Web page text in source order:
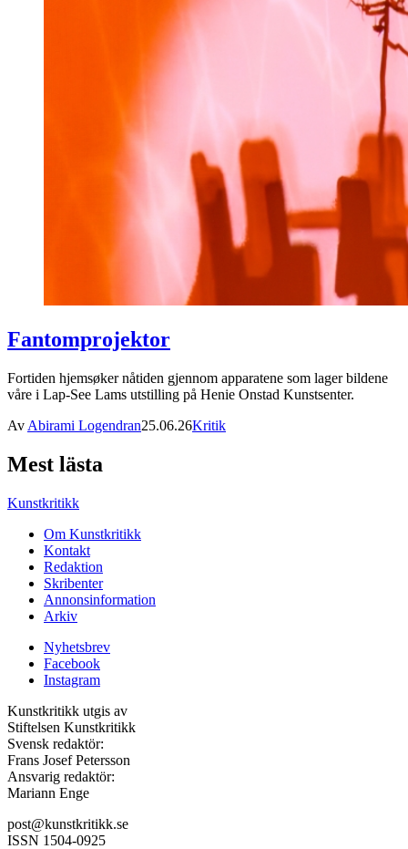
Fantomprojektor
Fortiden hjemsøker nåtiden gjennom apparatene som lager bildene
våre i Lap-See Lams utstilling på Henie Onstad Kunstsenter.
Av Abirami Logendran25.06.26Kritik
Mest lästa
Kunstkritikk
Om Kunstkritikk
Kontakt
Redaktion
Skribenter
Annonsinformation
Arkiv
Nyhetsbrev
Facebook
Instagram
Kunstkritikk utgis av
Stiftelsen Kunstkritikk
Svensk redaktör:
Frans Josef Petersson
Ansvarig redaktör:
Mariann Enge
post@kunstkritikk.se
ISSN 1504-0925